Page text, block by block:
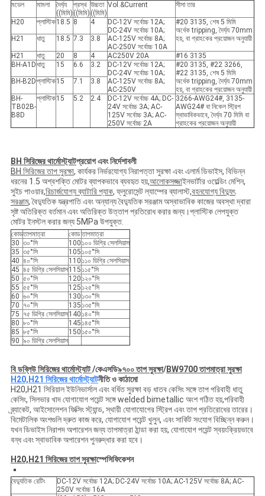
মডেল মামলা
দৈর্ঘ্য
((মিমি)
প্রস্থ
((মিমি)
উচ্চতা
((মিমি)
Vol.&Current সীসা তার
H20 প্লাস্টিক18.5 8 4
DC-12V সর্বোচ্চ 12A;
DC-24V সর্বোচ্চ 10A;
AC-125V সর্বোচ্চ 8A;
AC-250V সর্বোচ্চ 10A
#20 3135, শেষ 5 মিমি
অর্ধেক tripping, দৈর্ঘ্য 70mm
হয়, বা গ্রাহকের প্রয়োজন অনুযায়ী
H21 ধাতু 18.5 7.3 3.8
H21 ধাতু 20 8 4 AC250V 20A
#16 3135
BH-A1Dধাতু 15 6.6 3.2
DC-12V সর্বোচ্চ 12A;
DC-24V সর্বোচ্চ 10A;
AC-125V সর্বোচ্চ 8A;
AC-250V
#20 3135, #22 3266,
#22 3135, শেষ 5 মিমি
অর্ধেক tripping, দৈর্ঘ্য 70mm
হয়, বা গ্রাহকের প্রয়োজন অনুযায়ী
BH-B2Dপ্লাস্টিক15 7.1 3.8
BH-
TB02B-
B8D
প্লাস্টিক15 5.2 2.4
DC-12V সর্বোচ্চ 4A; DC-
24V সর্বোচ্চ 3A; AC-
125V সর্বোচ্চ 3A; AC-
250V সর্বোচ্চ 2A
3266-AWG24#, 3135-
AWG24# বা নিকেল স্ট্রিপ
স্বাভাবিকভাবে, দৈর্ঘ্য 70 মিমি বা
গ্রাহকের প্রয়োজন অনুযায়ী
BH সিরিজের থার্মোস্ট্যাটপ্রয়োগ এবং নির্দেশাবলী
BH সিরিজের তাপ সুরক্ষা, কার্যকর নির্ভরযোগ্য নিরাপত্তা সুরক্ষা এবং এলার্ম ডিভাইস, বিভিন্ন
ধরনের 1.5 অশ্বশক্তি মোটর ব্যাপকভাবে ব্যবহৃত হয়,আলোকসজ্জাইনভার্টার ওয়েল্ডিং মেশিন,
সুইচ পাওয়ার,রিচার্জযোগ্য ব্যাটারি প্যাক, ফ্লুরোসেন্ট ল্যাম্পের ব্যালাস্ট,বহনযোগ্য বিদ্যুৎ
সরঞ্জাম, বৈদ্যুতিক যন্ত্রপাতি এবং অন্যান্য বৈদ্যুতিক সরঞ্জাম অস্বাভাবিক কাজের অবস্থা দ্বারা
সৃষ্ট অতিরিক্ত বর্তমান এবং অতিরিক্ত উত্তাপ প্রতিরোধ করার জন্য।প্লাস্টিক লেপযুক্ত
মোটর ইনস্টল করার জন্য 5MPa উপযুক্ত.
কোডতাপমাত্রা কোড তাপমাত্রা
30 ৩০°সি 100 ১০০ ডিগ্রি সেলসিয়াস
35 ৩৫°সি 105 ১০৫°সি
40 ৪০°সি 110 ১১০ ডিগ্রি সেলসিয়াস
45 ৪৫ ডিগ্রি সেলসিয়াস115 ১১৫°সি
50 ৫০°সি 120 ১২০°সি
55 ৫৫°সি 125 ১২৫°সি
60 ৬০°সি 130 ১৩০°সি
70 ৭০°সি 135 ১৩৫°সি
75 ৭৫ ডিগ্রি সেলসিয়াস140 ১৪০°সি
80 ৮০°সি 145 ১৪৫°সি
85 ৮৫°সি 150 ১৫০°সি
90 ৯০ ডিগ্রি সেলসিয়াস
বি ডব্লিউ সিরিজের থার্মোস্ট্যাট/কেএসডি৯৭০০ তাপ সুরক্ষা/BW9700 তাপমাত্রা সুরক্ষা
H20,H21 সিরিজের থার্মোস্ট্যাটনীতি ও কাঠামো
H20,H21 সিরিয়াল ইউনিভার্সাল এবং বর্ধিত সুরক্ষা বড় ধাতব কেসিং সঙ্গে তাপ পরিবাহী ধাতু
কেসিং, সিলভার খাদ যোগাযোগ পয়েন্ট সঙ্গে welded bimetallic অংশ গঠিত হয়,পরিবাহী
ব্র্যাকেট, আইসোলেশন ফিক্সিং স্ট্যান্ড, স্থায়ী যোগাযোগের স্ট্রিপ এবং তাপ প্রতিরোধের তারের।
বিমেটালিক অংশগুলি দ্রুত কাজ করে, যোগাযোগ পয়েন্ট খুলুন, এবং সার্কিট সংযোগ বিচ্ছিন্ন করুন।
যখন ডিভাইস নিরাপদ অপারেশন জন্য তাপমাত্রা ঠান্ডা করা হয়, যোগাযোগ পয়েন্ট স্বয়ংক্রিয়ভাবে
বন্ধ এবং স্বাভাবিক অপারেশন পুনরুদ্ধার করা হবে।
H20,H21 সিরিজের তাপ সুরক্ষাস্পেসিফিকেশন
বৈদ্যুতিক রেটিং
DC-12V সর্বোচ্চ 12A; DC-24V সর্বোচ্চ 10A; AC-125V সর্বোচ্চ 8A; AC-
250V সর্বোচ্চ 16A